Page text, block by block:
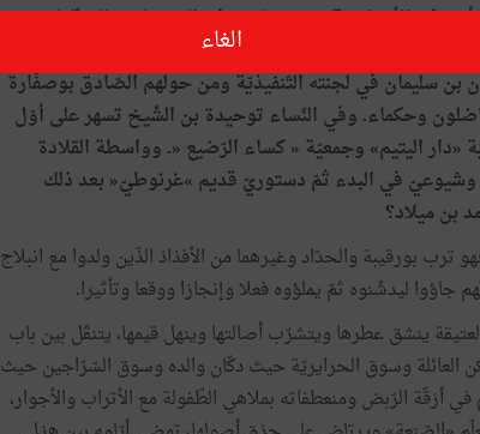
، في الأحزاب قادة وزعماء، وفي الجمعيّات والمنظّمات
جريئة وأصوات في الحقّ عالية. أوّلهم محمود الماطري
بن سليمان في لجنته التّنفيذيّة ومن حولهم الصّادق بوصفّارة
وحكماء. وفي النّساء توحيدة بن الشّيخ تسهر على أوّل
«ليلى» منذ 1937 وتبعث جمعيّة «دار اليتيم» وجمعيّة « كساء الرّضيع «. وواسطة القلادة
وشيوعيّ في البدء ثمّ دستوريّ قديم »غرنوطيّ« بعد ذلك
بن ميلاد؟
سنة 1902، فهو ترب بورقيبة والحدّاد وغيرهما من الأفذاذ الذّين ولدوا مع انبلاج
جاؤوا ليدشّنوه ثمّ يملؤوه فعلا وإنجازا ووقعا وتأثيرا.
ينشق عطرها ويتشرّب أصالتها وينهل قيمها، يتنقّل بين باب
وسوق الحرايريّة حيث دكّان والده وسوق السّرّاجين حيث
أزقّة الرّبض ومنعطفاته بملاهي الطّفولة مع الأتراب والأجوار،
الغاء